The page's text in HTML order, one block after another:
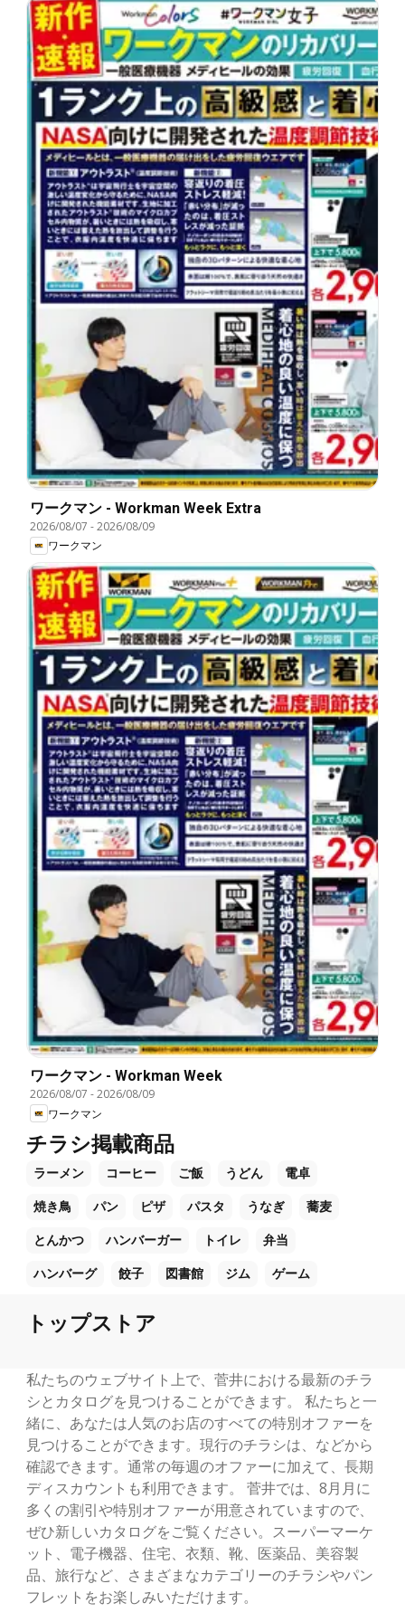
ワークマン - Workman Week Extra
2026/08/07 -2026/08/09
ワークマン
ワークマン - Workman Week
2026/08/07 -2026/08/09
ワークマン
チラシ掲載商品
ラーメン コーヒー ご飯 うどん 電卓
焼き鳥 パン ピザ パスタ うなぎ 蕎麦
とんかつ ハンバーガー トイレ 弁当
ハンバーグ 餃子 図書館 ジム ゲーム
トップストア
私たちのウェブサイト上で、菅井における最新のチラ
シとカタログを見つけることができます。 私たちと一
緒に、あなたは人気のお店のすべての特別オファーを
見つけることができます。現行のチラシは、などから
確認できます。通常の毎週のオファーに加えて、長期
ディスカウントも利用できます。 菅井では、8月月に
多くの割引や特別オファーが用意されていますので、
ぜひ新しいカタログをご覧ください。スーパーマーケ
ット、電子機器、住宅、衣類、靴、医薬品、美容製
品、旅行など、さまざまなカテゴリーのチラシやパン
フレットをお楽しみいただけます。